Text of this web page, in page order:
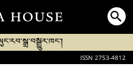
ISSN 2753-4812